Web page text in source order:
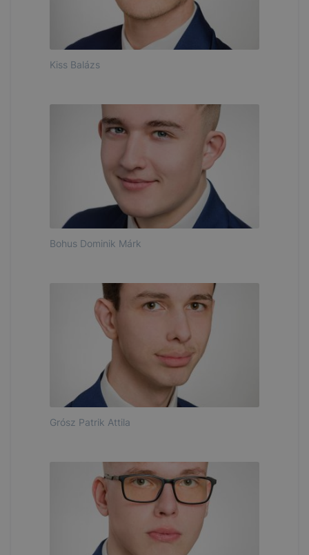
Kiss Balázs
Bohus Dominik Márk
Grósz Patrik Attila